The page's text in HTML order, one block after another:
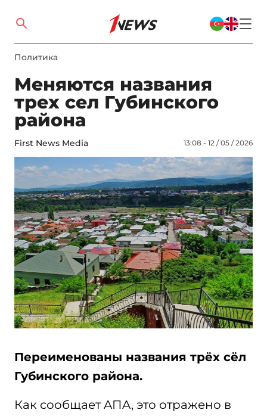
Политика
Меняются названия
трех сел Губинского
района
First News Media 13:08 - 12 / 05 / 2026
Переименованы названия трёх сёл
Губинского района.
Как сообщает AПA, это отражено в